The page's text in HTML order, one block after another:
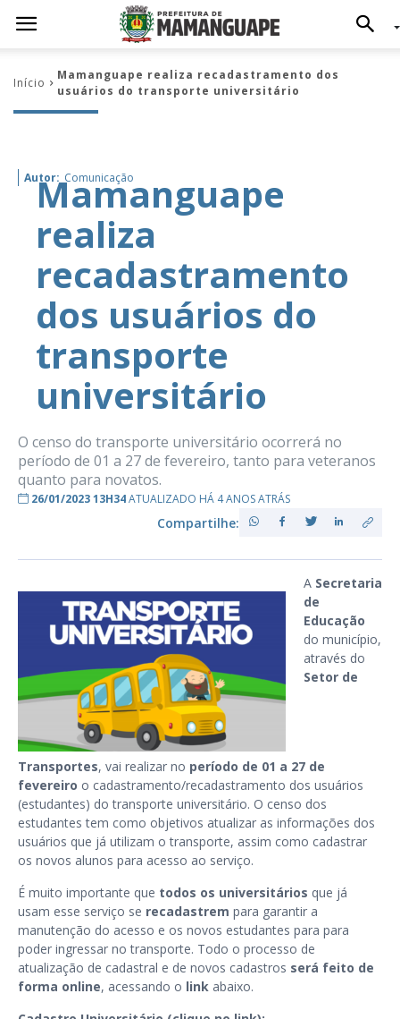
Início
Mamanguape realiza recadastramento dos
usuários do transporte universitário
Autor: Comunicação
Mamanguape
realiza
recadastramento
dos usuários do
transporte
universitário
O censo do transporte universitário ocorrerá no
período de 01 a 27 de fevereiro, tanto para veteranos
quanto para novatos.
26/01/2023 13H34ATUALIZADO HÁ 4 ANOS ATRÁS
Compartilhe:
A Secretaria
de
Educação
do município,
através do
Setor de
Transportes, vai realizar no período de 01 a 27 de
fevereiro o cadastramento/recadastramento dos usuários
(estudantes) do transporte universitário. O censo dos
estudantes tem como objetivos atualizar as informações dos
usuários que já utilizam o transporte, assim como cadastrar
os novos alunos para acesso ao serviço.
É muito importante que todos os universitários que já
usam esse serviço se recadastrem para garantir a
manutenção do acesso e os novos estudantes para para
poder ingressar no transporte. Todo o processo de
atualização de cadastral e de novos cadastros será feito de
forma online, acessando o link abaixo.